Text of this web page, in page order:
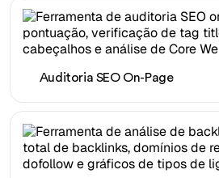
Auditoria SEO On-Page